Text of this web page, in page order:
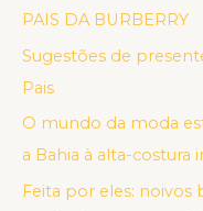
PAIS DA BURBERRY
Sugestões de
Pais
O mundo da moda
a Bahia à alta-costura
Feita por eles: noivos